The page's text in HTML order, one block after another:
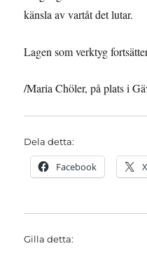
känsla av vartåt det lutar.
Lagen som verktyg
/Maria Chöler, på plats i
Dela detta:
Facebook X
Gilla detta: